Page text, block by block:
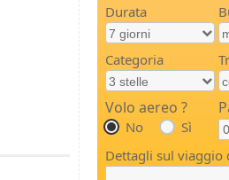
Durata
Categoria
Volo aereo ?
No Sì
Dettagli sul viaggio